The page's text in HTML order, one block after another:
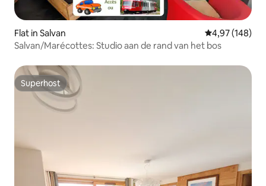
Flat in Salvan Gemiddelde
4,97 (148)
Salvan/Marécottes: Studio aan de rand van het bos
Superhost
Superhost